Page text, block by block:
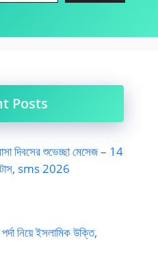
Posts
দিবসের শুভেচ্ছা মেসেজ – 14
sms 2026
নিয়ে ইসলামিক উক্তি,